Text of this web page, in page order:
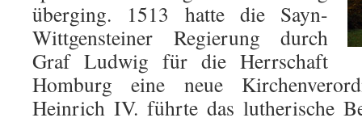
überging. 1513 hatte die Sayn-
Wittgensteiner Regierung durch
Graf Ludwig für die Herrschaft
Homburg eine neue
Heinrich IV. führte das lutherische